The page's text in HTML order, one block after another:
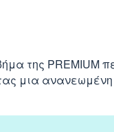
της PREMIUM
μια